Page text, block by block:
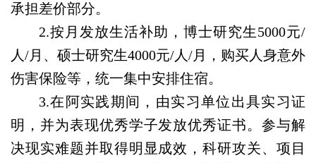
承担差价部分。
2.按月发放生活补助，博士研究生5000元/
人/月、硕士研究生4000元/人/月，购买人身意外
伤害保险等，统一集中安排住宿。
3.在阿实践期间，由实习单位出具实习证
明，并为表现优秀学子发放优秀证书。参与解
决现实难题并取得明显成效，科研攻关、项目